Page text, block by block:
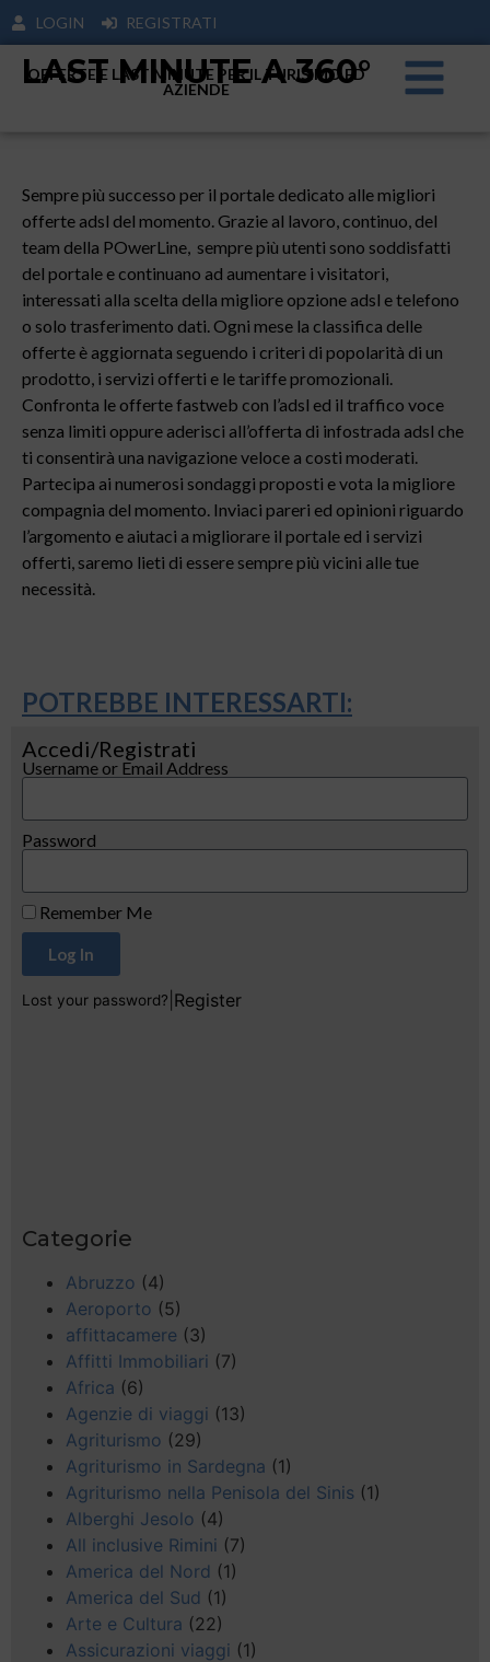
LOGIN REGISTRATI
LAST MINUTE A 360°
OFFERTE E LAST MINUTE PER IL TURISIMO ED
AZIENDE
Sempre più successo per il portale dedicato alle migliori
offerte adsl del momento. Grazie al lavoro, continuo, del
team della POwerLine, sempre più utenti sono soddisfatti
del portale e continuano ad aumentare i visitatori,
interessati alla scelta della migliore opzione adsl e telefono
o solo trasferimento dati. Ogni mese la classifica delle
offerte è aggiornata seguendo i criteri di popolarità di un
prodotto, i servizi offerti e le tariffe promozionali.
Confronta le offerte fastweb con l’adsl ed il traffico voce
senza limiti oppure aderisci all’offerta di infostrada adsl che
ti consentirà una navigazione veloce a costi moderati.
Partecipa ai numerosi sondaggi proposti e vota la migliore
compagnia del momento. Inviaci pareri ed opinioni riguardo
l’argomento e aiutaci a migliorare il portale ed i servizi
offerti, saremo lieti di essere sempre più vicini alle tue
necessità.
POTREBBE INTERESSARTI:
Accedi/Registrati
Username or Email Address
Password
Remember Me
Log In
Lost your password? Register
Categorie
Abruzzo (4)
Aeroporto (5)
affittacamere (3)
Affitti Immobiliari (7)
Africa (6)
Agenzie di viaggi (13)
Agriturismo (29)
Agriturismo in Sardegna (1)
Agriturismo nella Penisola del Sinis (1)
Alberghi Jesolo (4)
All inclusive Rimini (7)
America del Nord (1)
America del Sud (1)
Arte e Cultura (22)
Assicurazioni viaggi (1)